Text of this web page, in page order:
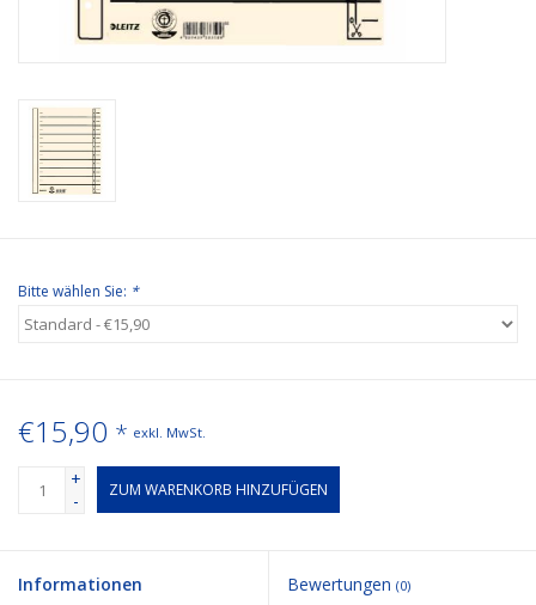
Bitte wählen Sie: *
€15,90 * exkl. MwSt.
+
-
ZUM WARENKORB HINZUFÜGEN
Informationen Bewertungen (0)